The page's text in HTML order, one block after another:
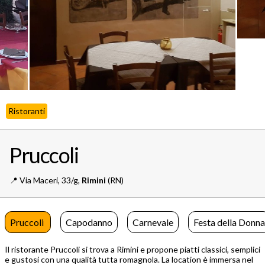
Ristoranti
Pruccoli
📍️ Via Maceri, 33/g, Rimini (RN)
Pruccoli Capodanno Carnevale Festa della Donna
Il ristorante Pruccoli si trova a Rimini e propone piatti classici, semplici
e gustosi con una qualità tutta romagnola. La location è immersa nel